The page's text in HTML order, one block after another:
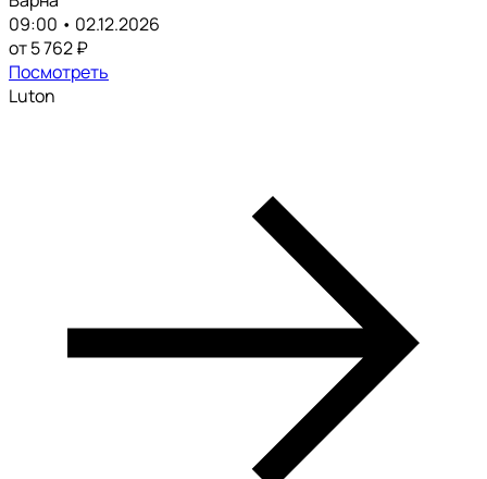
09:00 • 02.12.2026
от 5 762 ₽
Посмотреть
Luton